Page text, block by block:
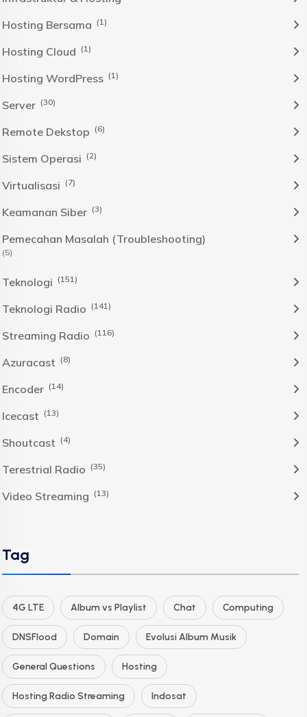
Hosting Bersama (1)
Hosting Cloud (1)
Hosting WordPress (1)
Server (30)
Remote Dekstop (6)
Sistem Operasi (2)
Virtualisasi (7)
Keamanan Siber (3)
Pemecahan Masalah (Troubleshooting)
(5)
Teknologi (151)
Teknologi Radio (141)
Streaming Radio (116)
Azuracast (8)
Encoder (14)
Icecast (13)
Shoutcast (4)
Terestrial Radio (35)
Video Streaming (13)
Tag
4G LTE Album vs Playlist Chat Computing
DNSFlood Domain Evolusi Album Musik
General Questions Hosting
Hosting Radio Streaming Indosat